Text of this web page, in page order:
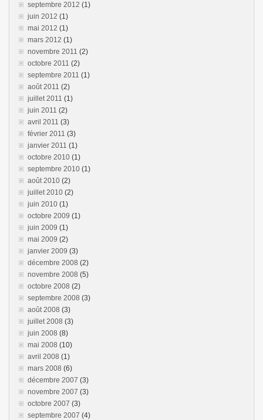
septembre 2012 (1)
juin 2012 (1)
mai 2012 (1)
mars 2012 (1)
novembre 2011 (2)
octobre 2011 (2)
septembre 2011 (1)
août 2011 (2)
juillet 2011 (1)
juin 2011 (2)
avril 2011 (3)
février 2011 (3)
janvier 2011 (1)
octobre 2010 (1)
septembre 2010 (1)
août 2010 (2)
juillet 2010 (2)
juin 2010 (1)
octobre 2009 (1)
juin 2009 (1)
mai 2009 (2)
janvier 2009 (3)
décembre 2008 (2)
novembre 2008 (5)
octobre 2008 (2)
septembre 2008 (3)
août 2008 (3)
juillet 2008 (3)
juin 2008 (8)
mai 2008 (10)
avril 2008 (1)
mars 2008 (6)
décembre 2007 (3)
novembre 2007 (3)
octobre 2007 (3)
septembre 2007 (4)